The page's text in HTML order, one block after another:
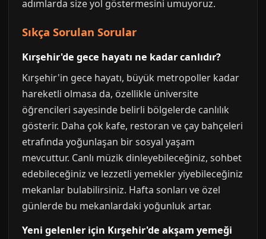
adımlarda size yol göstermesini umuyoruz.
Sıkça Sorulan Sorular
Kırşehir'de gece hayatı ne kadar canlıdır?
Kırşehir'in gece hayatı, büyük metropoller kadar
hareketli olmasa da, özellikle üniversite
öğrencileri sayesinde belirli bölgelerde canlılık
gösterir. Daha çok kafe, restoran ve çay bahçeleri
etrafında yoğunlaşan bir sosyal yaşam
mevcuttur. Canlı müzik dinleyebileceğiniz, sohbet
edebileceğiniz ve lezzetli yemekler yiyebileceğiniz
mekanlar bulabilirsiniz. Hafta sonları ve özel
günlerde bu mekanlardaki yoğunluk artar.
Yeni gelenler için Kırşehir'de akşam yemeği